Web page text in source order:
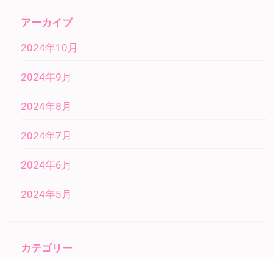
アーカイブ
2024年10月
2024年9月
2024年8月
2024年7月
2024年6月
2024年5月
カテゴリー